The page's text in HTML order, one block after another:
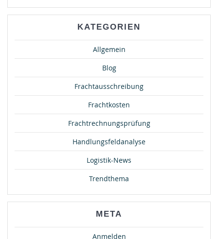
KATEGORIEN
Allgemein
Blog
Frachtausschreibung
Frachtkosten
Frachtrechnungsprüfung
Handlungsfeldanalyse
Logistik-News
Trendthema
META
Anmelden